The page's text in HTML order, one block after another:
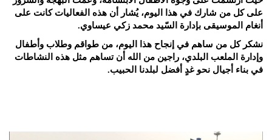
على كل من شارك في هذا اليوم، يُشار أن هذه الفعاليات كانت على
أنغام الموسيقى بإدارة السّيد محمد زكي عيساوي.
نشكر كل من ساهم في إنجاح هذا اليوم، من طواقم وطلاب وأطفال
وإدارة الملعب البلدي، راجين من الله أن تساهم مثل هذه النشاطات
في بناء أجيال نحو غدٍ أفضل لبلدنا الحبيب.